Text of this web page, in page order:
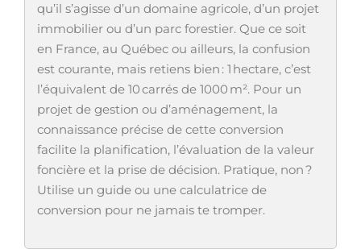
qu’il s’agisse d’un domaine agricole, d’un projet
immobilier ou d’un parc forestier. Que ce soit
en France, au Québec ou ailleurs, la confusion
est courante, mais retiens bien : 1 hectare, c’est
l’équivalent de 10 carrés de 1000 m². Pour un
projet de gestion ou d’aménagement, la
connaissance précise de cette conversion
facilite la planification, l’évaluation de la valeur
foncière et la prise de décision. Pratique, non ?
Utilise un guide ou une calculatrice de
conversion pour ne jamais te tromper.